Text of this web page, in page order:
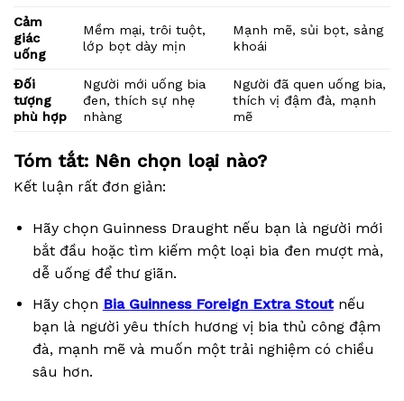
Cảm
giác
uống
Mềm mại, trôi tuột,
lớp bọt dày mịn
Mạnh mẽ, sủi bọt, sảng
khoái
Đối
tượng
phù hợp
Người mới uống bia
đen, thích sự nhẹ
nhàng
Người đã quen uống bia,
thích vị đậm đà, mạnh
mẽ
Tóm tắt: Nên chọn loại nào?
Kết luận rất đơn giản:
Hãy chọn Guinness Draught nếu bạn là người mới
bắt đầu hoặc tìm kiếm một loại bia đen mượt mà,
dễ uống để thư giãn.
Hãy chọn Bia Guinness Foreign Extra Stoutnếu
bạn là người yêu thích hương vị bia thủ công đậm
đà, mạnh mẽ và muốn một trải nghiệm có chiều
sâu hơn.